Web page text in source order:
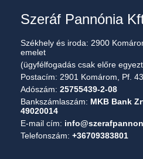
Szeráf Pannónia
Székhely és iroda: 2900
emelet
(ügyfélfogadás csak előre
Postacím: 2901 Komárom, Pf.
Adószám: 25755439-2-08
Bankszámlaszám: MKB Bank
49020014
E-mail cím:
Telefonszám: +36709383801